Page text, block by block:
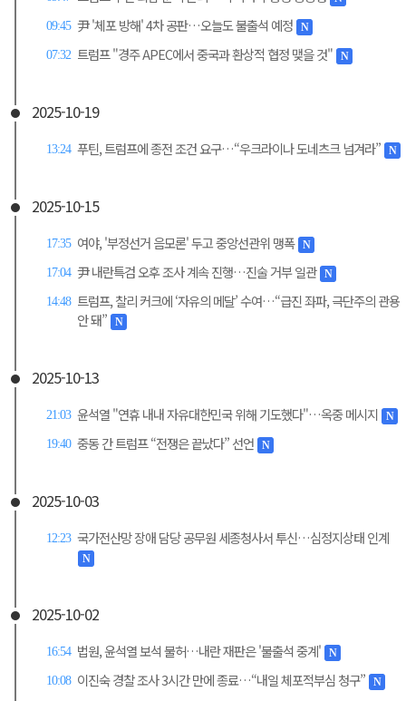
09:45 尹 '체포 방해' 4차 공판…오늘도 불출석 예정 N
07:32 트럼프 "경주 APEC에서 중국과 환상적 협정 맺을 것" N
2025-10-19
13:24 푸틴, 트럼프에 종전 조건 요구…“우크라이나 도네츠크 넘겨라” N
2025-10-15
17:35 여야, '부정선거 음모론' 두고 중앙선관위 맹폭 N
17:04 尹 내란특검 오후 조사 계속 진행…진술 거부 일관 N
14:48 트럼프, 찰리 커크에 ‘자유의 메달’ 수여…“급진 좌파, 극단주의 관용
안 돼”
N
2025-10-13
21:03 윤석열 "연휴 내내 자유대한민국 위해 기도했다"…옥중 메시지 N
19:40 중동 간 트럼프 “전쟁은 끝났다” 선언 N
2025-10-03
12:23 국가전산망 장애 담당 공무원 세종청사서 투신…심정지상태 인계
N
2025-10-02
16:54 법원, 윤석열 보석 불허…내란 재판은 '불출석 중계' N
10:08 이진숙 경찰 조사 3시간 만에 종료…“내일 체포적부심 청구” N